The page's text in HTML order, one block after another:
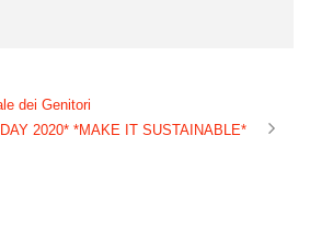
dei Genitori
2020* *MAKE IT SUSTAINABLE*